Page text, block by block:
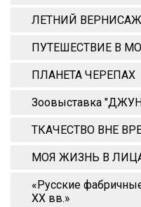
ЛЕТНИЙ ВЕРНИСАЖ
ПУТЕШЕСТВИЕ В
ПЛАНЕТА ЧЕРЕПАХ
Зоовыставка
ТКАЧЕСТВО ВНЕ
МОЯ ЖИЗНЬ В
«Русские
XX вв.»